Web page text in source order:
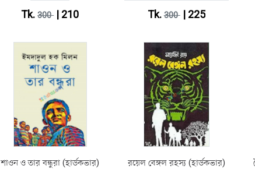
Tk.300| 210 Tk.300| 225
শাওন ও তার বন্ধুরা (হার্ডকভার) রয়েল বেঙ্গল রহস্য (হার্ডকভার)